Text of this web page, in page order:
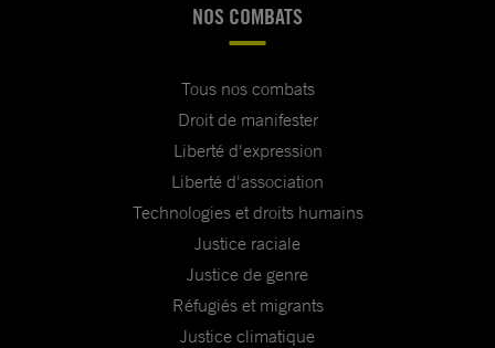
NOS COMBATS
Tous nos combats
Droit de manifester
Liberté d'expression
Liberté d'association
Technologies et droits humains
Justice raciale
Justice de genre
Réfugiés et migrants
Justice climatique